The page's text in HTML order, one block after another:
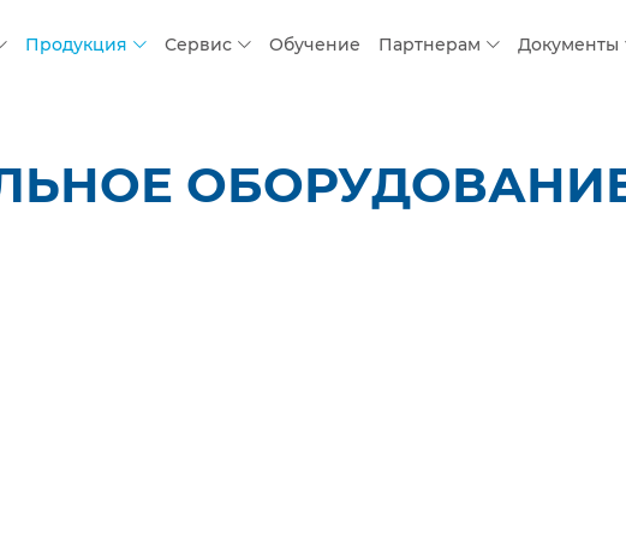
Продукция Сервис Обучение Партнерам Документы
ОБОРУДОВАНИЕ